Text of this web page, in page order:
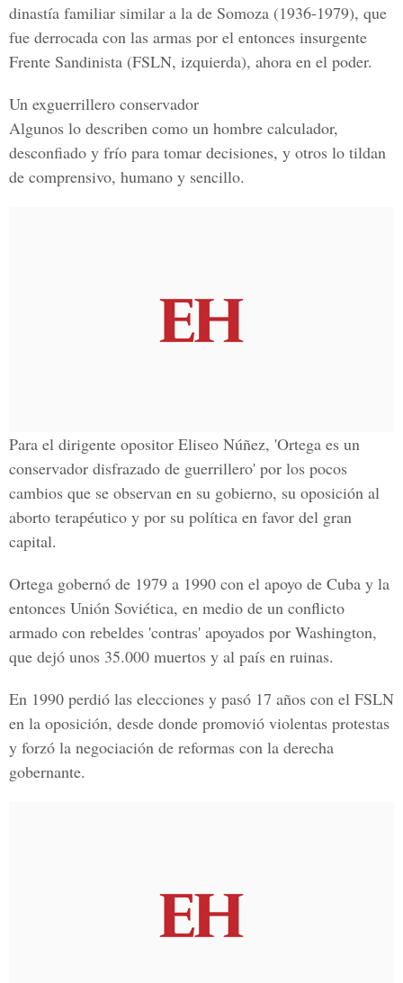
dinastía familiar similar a la de Somoza (1936-1979), que
fue derrocada con las armas por el entonces insurgente
Frente Sandinista (FSLN, izquierda), ahora en el poder.
Un exguerrillero conservador
Algunos lo describen como un hombre calculador,
desconfiado y frío para tomar decisiones, y otros lo tildan
de comprensivo, humano y sencillo.
Para el dirigente opositor Eliseo Núñez, 'Ortega es un
conservador disfrazado de guerrillero' por los pocos
cambios que se observan en su gobierno, su oposición al
aborto terapéutico y por su política en favor del gran
capital.
Ortega gobernó de 1979 a 1990 con el apoyo de Cuba y la
entonces Unión Soviética, en medio de un conflicto
armado con rebeldes 'contras' apoyados por Washington,
que dejó unos 35.000 muertos y al país en ruinas.
En 1990 perdió las elecciones y pasó 17 años con el FSLN
en la oposición, desde donde promovió violentas protestas
y forzó la negociación de reformas con la derecha
gobernante.